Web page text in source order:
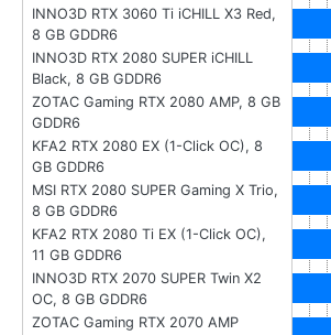
INNO3D RTX 3060 Ti iCHILL X3 Red,
8 GB GDDR6
INNO3D RTX 2080 SUPER iCHILL
Black, 8 GB GDDR6
ZOTAC Gaming RTX 2080 AMP, 8 GB
GDDR6
KFA2 RTX 2080 EX (1-Click OC), 8
GB GDDR6
MSI RTX 2080 SUPER Gaming X Trio,
8 GB GDDR6
KFA2 RTX 2080 Ti EX (1-Click OC),
11 GB GDDR6
INNO3D RTX 2070 SUPER Twin X2
OC, 8 GB GDDR6
ZOTAC Gaming RTX 2070 AMP